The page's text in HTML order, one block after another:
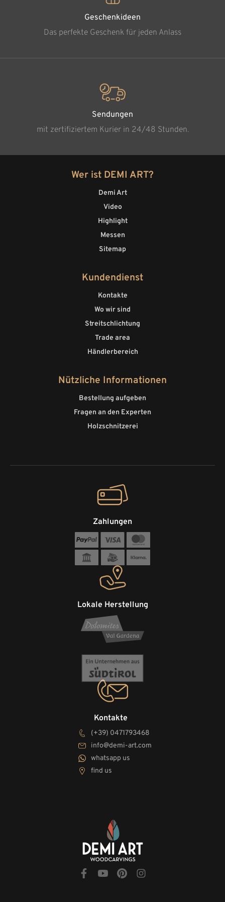
Geschenkideen
Das perfekte Geschenk für jeden Anlass
Sendungen
mit zertifiziertem Kurier in 24/48 Stunden.
Wer ist DEMI ART?
Demi Art
Video
Highlight
Messen
Sitemap
Kundendienst
Kontakte
Wo wir sind
Streitschlichtung
Trade area
Händlerbereich
Nützliche Informationen
Bestellung aufgeben
Fragen an den Experten
Holzschnitzerei
Kontakte
(+39) 0471793468
info@demi-art.com
whatsapp us
find us
Lokale Herstellung
Zahlungen